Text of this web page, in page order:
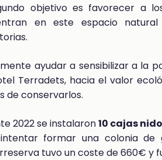
objetivo es favorecer a
en este espacio
ayudar a sensibilizar a la
Terradets, hacia el valor
de conservarlos.
2022 se instalaron10 cajas
formar una colonia de
tuvo un coste de 660€ y